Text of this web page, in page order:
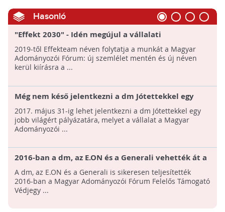
Hasonló
"Effekt 2030" - Idén megújul a vállalati
felelősségvállalást elismerő legfontosabb szakmai
díj
2019-től Effekteam néven folytatja a munkát a Magyar
Adományozói Fórum: új szemlélet mentén és új néven
kerül kiírásra a ...
Még nem késő jelentkezni a dm Jótettekkel egy
jobb világért pályázatára!
2017. május 31-ig lehet jelentkezni a dm Jótettekkel egy
jobb világért pályázatára, melyet a vállalat a Magyar
Adományozói ...
2016-ban a dm, az E.ON és a Generali vehették át a
MAF Felelős Támogató Védjegy elismerést
A dm, az E.ON és a Generali is sikeresen teljesítették
2016-ban a Magyar Adományozói Fórum Felelős Támogató
Védjegy ...